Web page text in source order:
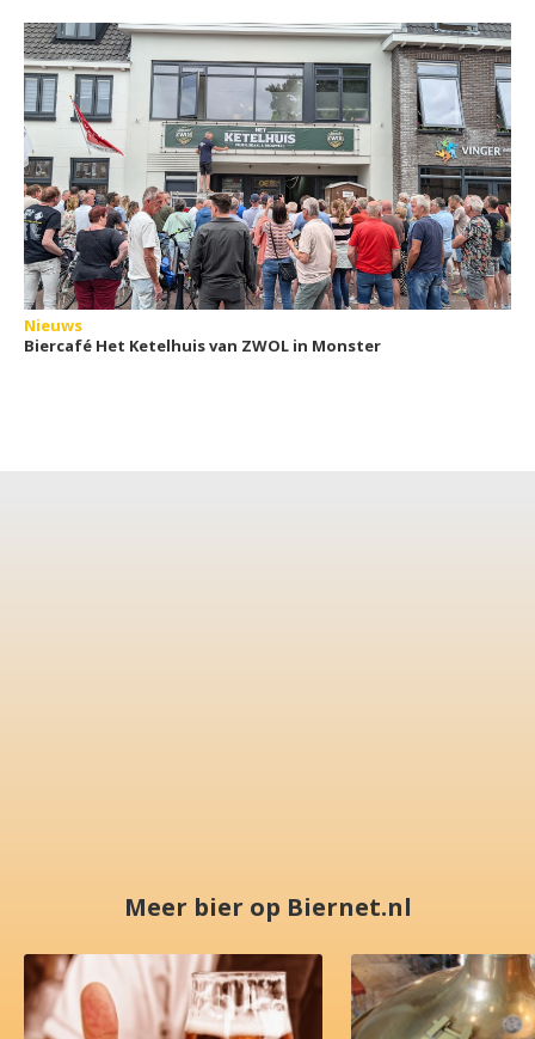
Nieuws
Biercafé Het Ketelhuis van ZWOL in Monster
Meer bier op Biernet.nl